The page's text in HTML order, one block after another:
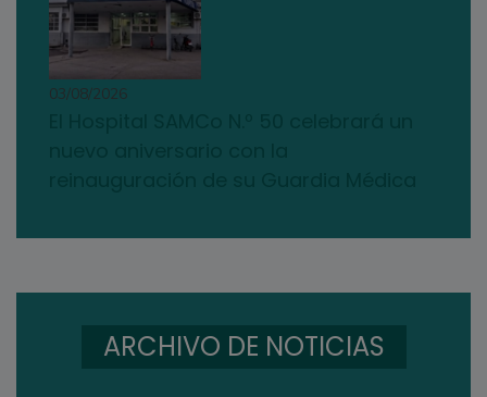
03/08/2026
ARCHIVO DE NOTICIAS